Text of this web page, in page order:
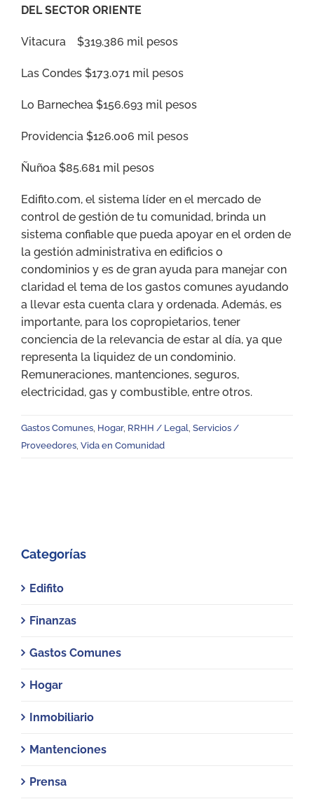
DEL SECTOR ORIENTE
Vitacura $319.386 mil pesos
Las Condes $173.071 mil pesos
Lo Barnechea $156.693 mil pesos
Providencia $126.006 mil pesos
Ñuñoa $85.681 mil pesos
Edifito.com, el sistema líder en el mercado de
control de gestión de tu comunidad, brinda un
sistema confiable que pueda apoyar en el orden de
la gestión administrativa en edificios o
condominios y es de gran ayuda para manejar con
claridad el tema de los gastos comunes ayudando
a llevar esta cuenta clara y ordenada. Además, es
importante, para los copropietarios, tener
conciencia de la relevancia de estar al día, ya que
representa la liquidez de un condominio.
Remuneraciones, mantenciones, seguros,
electricidad, gas y combustible, entre otros.
Gastos Comunes, Hogar, RRHH / Legal, Servicios /
Proveedores, Vida en Comunidad
Categorías
Edifito
Finanzas
Gastos Comunes
Hogar
Inmobiliario
Mantenciones
Prensa